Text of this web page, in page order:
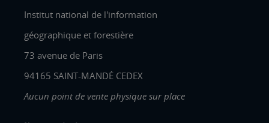
Institut national de l'information
géographique et forestière
73 avenue de Paris
94165 SAINT-MANDÉ CEDEX
Aucun point de vente physique sur place